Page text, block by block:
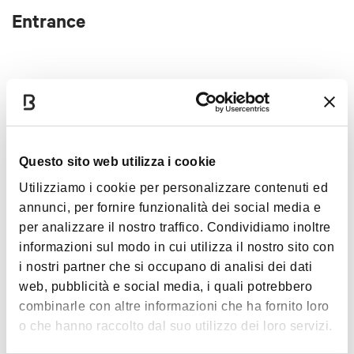
Questo sito web utilizza i cookie
Utilizziamo i cookie per personalizzare contenuti ed
annunci, per fornire funzionalità dei social media e
per analizzare il nostro traffico. Condividiamo inoltre
informazioni sul modo in cui utilizza il nostro sito con
i nostri partner che si occupano di analisi dei dati
web, pubblicità e social media, i quali potrebbero
combinarle con altre informazioni che ha fornito loro
o che hanno raccolto dal suo utilizzo dei loro servizi.
Entrance
in Piazza Maggiore or on the
official website
Show more
Interests
Music &
Exhibition